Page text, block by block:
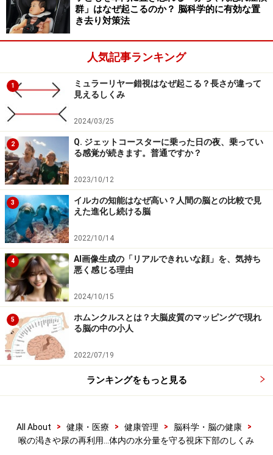
コップに入った塩水があり、水が蒸発して液量が減った
脳のセンサーは、体液中のNa⁺濃度が上昇した時に「水
分が減った」と解釈するのです。体液中のNa⁺濃度の上
昇を検出するセンサー分子の実体については、完全に解
明されていませんが、自然科学研究機構基礎生物学研究
所の研究グループは、Na⁺を通す細胞膜上のイオンチャ
ネルの一種であると提唱しています（Nature Neurosci 6:
511-512, 2002)。
また、浸透圧とは「半透膜を隔てて濃度が違う2つの水
溶液があるときに、濃度を一定に保とうとして半透膜を
通って水分が移動する力」のことです。たとえば、野菜
に塩を振りかけてもむと葉や茎がしんなりとやわらかく
なります。いわゆる漬物です。細胞の外側の塩濃度を高
くして細胞内の水分を外に出すという、まさに浸透圧を
利用した料理法です。これと同じように、体液の水分量
が減って塩濃度が高くなると、浸透圧によって細胞内の
水が外に出ようとします。つまり、脳のセンサーは浸透
圧が高くなったことを「水分が減った」と解釈するので
て、TRPV（Transient Receptor Potential Vanilloidの略）
群」はなぜ起こるのか？ 脳科学的に有効な置
き去り対策法
人気記事ランキング
1
ミュラーリヤー錯視はなぜ起こる？長さが違って
見えるしくみ
2024/03/25
2
Q. ジェットコースターに乗った日の夜、乗ってい
る感覚が続きます。普通ですか？
2023/10/12
3
イルカの知能はなぜ高い？人間の脳との比較で見
えた進化し続ける脳
2022/10/14
4
AI画像生成の「リアルできれいな顔」を、気持ち
悪く感じる理由
2024/10/15
5
ホムンクルスとは？大脳皮質のマッピングで現れ
る脳の中の小人
2022/07/19
ランキングをもっと見る
All About > 健康・医療 > 健康管理 > 脳科学・脳の健康
>
喉の渇きや尿の再利用…体内の水分量を守る視床下部のしくみ